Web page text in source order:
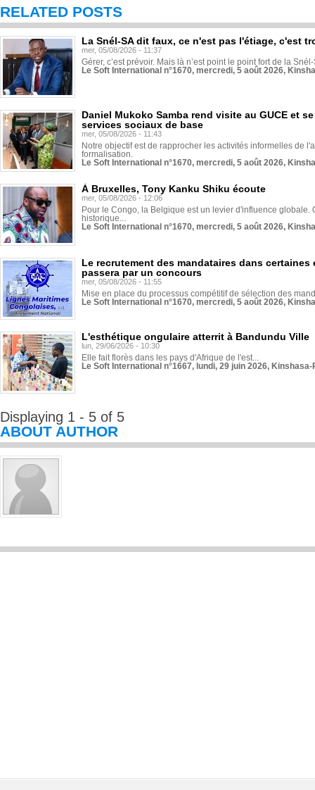
RELATED POSTS
La Snél-SA dit faux, ce n'est pas l'étiage, c'est
mer, 05/08/2026 - 11:37
Gérer, c’est prévoir. Mais là n’est point le point fort de la
Le Soft International n°1670, mercredi, 5 août 2026,
Daniel Mukoko Samba rend visite au GUCE et
services sociaux de base
mer, 05/08/2026 - 11:43
Notre objectif est de rapprocher les activités informelles de
formalisation.
Le Soft International n°1670, mercredi, 5 août 2026,
À Bruxelles, Tony Kanku Shiku écoute
mer, 05/08/2026 - 12:06
Pour le Congo, la Belgique est un levier d'influence globale.
historique...
Le Soft International n°1670, mercredi, 5 août 2026,
Le recrutement des mandataires dans
passera par un concours
mer, 05/08/2026 - 11:55
Mise en place du processus compétitif de sélection des
Le Soft International n°1670, mercredi, 5 août 2026,
L'esthétique ongulaire atterrit à Bandundu Ville
lun, 29/06/2026 - 10:30
Elle fait florès dans les pays d'Afrique de l'est...
Le Soft International n°1667, lundi, 29 juin 2026,
Displaying 1 - 5 of 5
ABOUT AUTHOR